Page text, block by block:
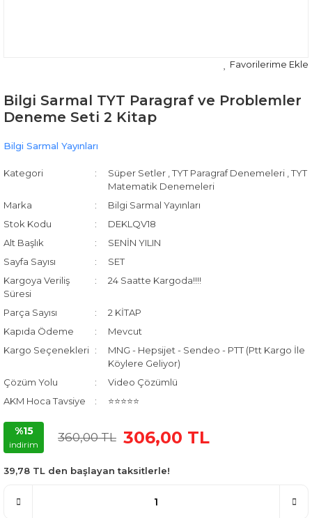
Bilgi Sarmal TYT Paragraf ve Problemler
Deneme Seti 2 Kitap
Bilgi Sarmal Yayınları
Kategori Süper Setler ,TYT Paragraf Denemeleri ,TYT
Matematik Denemeleri
Marka
Bilgi Sarmal Yayınları
Stok Kodu
DEKLQV18
Alt Başlık
SENİN YILIN
Sayfa Sayısı
SET
Kargoya Veriliş
Süresi
24 Saatte Kargoda!!!!
Parça Sayısı
2 KİTAP
Kapıda Ödeme
Mevcut
Kargo Seçenekleri
MNG - Hepsijet - Sendeo - PTT (Ptt Kargo İle
Köylere Geliyor)
Çözüm Yolu
Video Çözümlü
AKM Hoca Tavsiye
⭐⭐⭐⭐⭐
%15
indirim
360,00 TL 306,00 TL
39,78 TL den başlayan taksitlerle!